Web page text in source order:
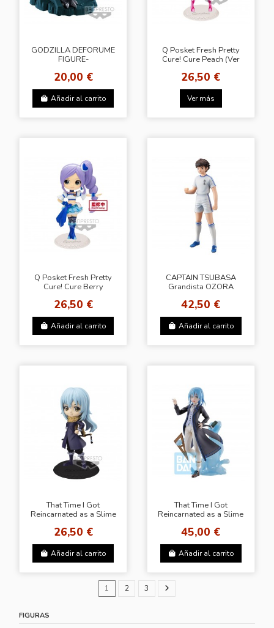
GODZILLA DEFORUME
FIGURE-
20,00 €
Añadir al carrito
Q Posket Fresh Pretty
Cure! Cure Peach (Ver
26,50 €
Ver más
Q Posket Fresh Pretty
Cure! Cure Berry
26,50 €
Añadir al carrito
CAPTAIN TSUBASA
Grandista OZORA
LINES
42,50 €
Añadir al carrito
That Time I Got
Reincarnated as a Slime
Tempest
26,50 €
Añadir al carrito
That Time I Got
Reincarnated as a Slime
RIMURU(PRIVATE
TEMPEST)
45,00 €
Añadir al carrito
1 2 3
FIGURAS